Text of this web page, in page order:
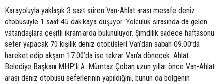
Karayoluyla yaklaşık 3 saat süren Van-Ahlat arası mesafe deniz
otobüsüyle 1 saat 45 dakikaya düşüyor. Yolculuk sırasında da gelen
vatandaşlara çeşitli ikramlarda bulunuluyor. Şimdilik sadece haftasonu
sefer yapacak 70 kişilik deniz otobüsleri Van’dan sabah 09.00’da
hareket edip akşam 17.00’da ise tekrar Van’a dönecek. Ahlat
Belediye Başkanı MHP’li A. Mümtaz Çoban uzun yıllar önce Van-Ahlat
arası deniz otobüsü seferlerinin yapıldığını, bunun da bölgenin